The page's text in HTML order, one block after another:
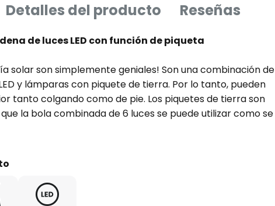
Detalles del producto Reseñas
de luces LED con función de piqueta
solar son simplemente geniales! Son una combinación de
y lámparas con piquete de tierra. Por lo tanto, pueden
tanto colgando como de pie. Los piquetes de tierra son
la bola combinada de 6 luces se puede utilizar como se
de invierno y batería.